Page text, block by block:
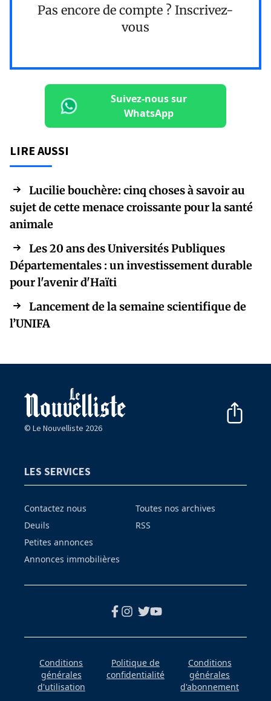
Pas encore de compte ? Inscrivez-
vous
Suivez-nous sur
WhatsApp
LIRE AUSSI
Lucilie bouchère: cinq choses à savoir au
sujet de cette menace croissante pour la santé
animale
Les 20 ans des Universités Publiques
Départementales : un investissement durable
pour l'avenir d'Haïti
Lancement de la semaine scientifique de
l’UNIFA
© Le Nouvelliste 2026
LES SERVICES
Contactez nous
Deuils
Petites annonces
Annonces immobilières
Toutes nos archives
RSS
Conditions
générales
d'utilisation
Politique de
confidentialité
Conditions
générales
d'abonnement